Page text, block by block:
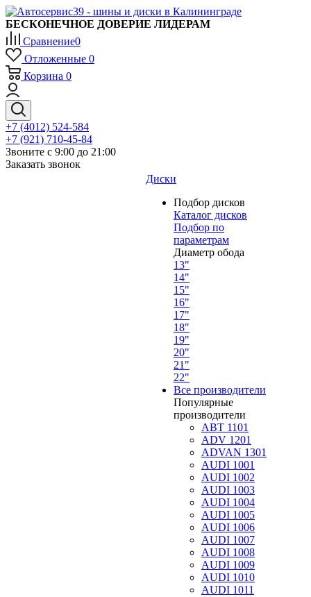
БЕСКОНЕЧНОЕ ДОВЕРИЕ ЛИДЕРАМ
Сравнение0
Отложенные 0
Корзина 0
+7 (4012) 524-584
+7 (921) 710-45-84
Звоните с 9:00 до 21:00
Заказать звонок
Диски
Подбор дисков
Каталог дисков
Подбор по
параметрам
Диаметр обода
13"
14"
15"
16"
17"
18"
19"
20"
21"
22"
Все производители
Популярные
производители
ABT 1101
ADV 1201
ADVAN 1301
AUDI 1001
AUDI 1002
AUDI 1003
AUDI 1004
AUDI 1005
AUDI 1006
AUDI 1007
AUDI 1008
AUDI 1009
AUDI 1010
AUDI 1011